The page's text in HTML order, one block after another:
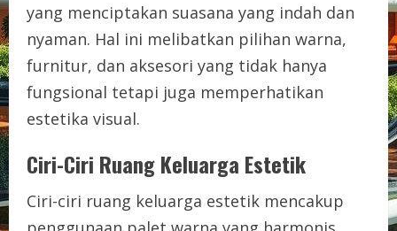
yang menciptakan suasana yang indah dan
nyaman. Hal ini melibatkan pilihan warna,
furnitur, dan aksesori yang tidak hanya
fungsional tetapi juga memperhatikan
estetika visual.
Ciri-Ciri Ruang Keluarga Estetik
Ciri-ciri ruang keluarga estetik mencakup